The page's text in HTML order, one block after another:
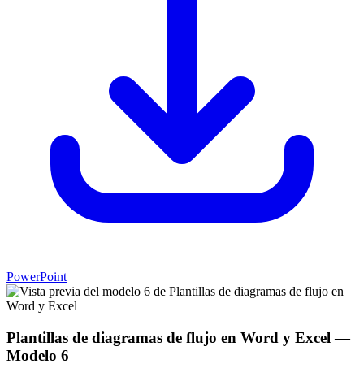
PowerPoint
Plantillas de diagramas de flujo en Word y Excel —
Modelo 6